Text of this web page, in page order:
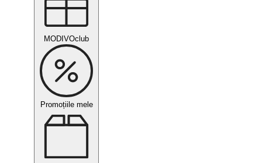
MODIVOclub
Promoțiile mele